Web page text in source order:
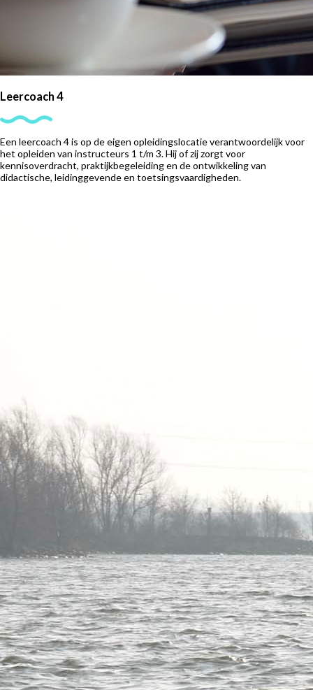
Leercoach 4
Een leercoach 4 is op de eigen opleidingslocatie verantwoordelijk voor
het opleiden van instructeurs 1 t/m 3. Hij of zij zorgt voor
kennisoverdracht, praktijkbegeleiding en de ontwikkeling van
didactische, leidinggevende en toetsingsvaardigheden.